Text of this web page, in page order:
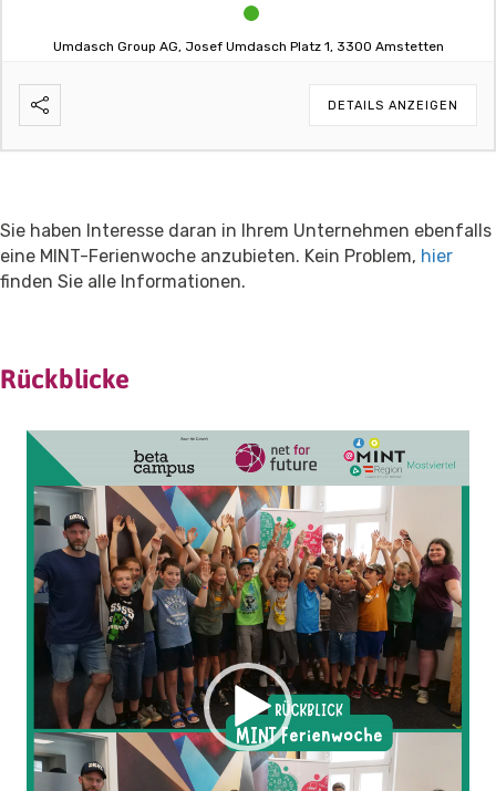
Umdasch Group AG, Josef Umdasch Platz 1, 3300 Amstetten
DETAILS ANZEIGEN
Sie haben Interesse daran in Ihrem Unternehmen ebenfalls
eine MINT-Ferienwoche anzubieten. Kein Problem, hier
finden Sie alle Informationen.
Rückblicke
Video-
Player